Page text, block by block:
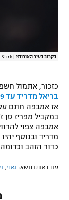
בקרוב בעיר האורות? Stirk
כזכור, אתמול
בריאל מדריד עד 2029
אז אמבפה חתם על
במקביל מפריז סן
מדריד ובנוסף
כדור הזהב וכדומה
עוד באותו נושא: גאבי